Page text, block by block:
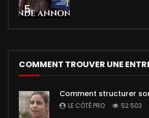
5
COMMENT TROUVER UNE
Comment structurer
LE CÔTÉ PRO 52 503